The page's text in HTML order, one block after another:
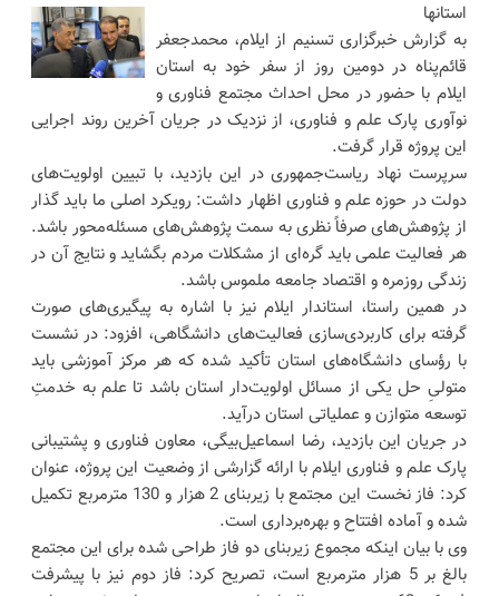
استانها
به گزارش خبرگزاری تسنیم از ایلام، محمدجعفر
قائم‌پناه در دومین روز از سفر خود به استان
ایلام با حضور در محل احداث مجتمع فناوری و
نوآوری پارک علم و فناوری، از نزدیک در جریان آخرین روند اجرایی
این پروژه قرار گرفت.
سرپرست نهاد ریاست‌جمهوری در این بازدید، با تبیین اولویت‌های
دولت در حوزه علم و فناوری اظهار داشت: رویکرد اصلی ما باید گذار
از پژوهش‌های صرفاً نظری به سمت پژوهش‌های مسئله‌محور باشد.
هر فعالیت علمی باید گره‌ای از مشکلات مردم بگشاید و نتایج آن در
زندگی روزمره و اقتصاد جامعه ملموس باشد.
در همین راستا، استاندار ایلام نیز با اشاره به پیگیری‌های صورت
گرفته برای کاربردی‌سازی فعالیت‌های دانشگاهی، افزود: در نشست
با رؤسای دانشگاه‌های استان تأکید شده که هر مرکز آموزشی باید
متولیِ حل یکی از مسائل اولویت‌دار استان باشد تا علم به خدمتِ
توسعه متوازن و عملیاتی استان درآید.
در جریان این بازدید، رضا اسماعیل‌بیگی، معاون فناوری و پشتیبانی
پارک علم و فناوری ایلام با ارائه گزارشی از وضعیت این پروژه، عنوان
کرد: فاز نخست این مجتمع با زیربنای 2 هزار و 130 مترمربع تکمیل
شده و آماده افتتاح و بهره‌برداری است.
وی با بیان اینکه مجموع زیربنای دو فاز طراحی شده برای این مجتمع
بالغ بر 5 هزار مترمربع است، تصریح کرد: فاز دوم نیز با پیشرفت